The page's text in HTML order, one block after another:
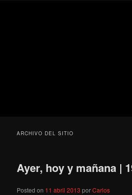
ARCHIVO DEL SITIO
Ayer, hoy y mañana |
Posted on 11 abril 2013 porCarlos